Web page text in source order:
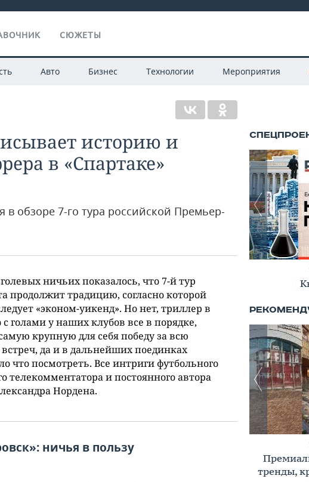
СЮЖЕТЫ
Авто Бизнес Технологии Мероприятия
историю и
в «Спартаке»
в обзоре 7-го тура российской Премьер-
ничьих показалось, что 7-й тур
продолжит традицию, согласно которой
«эконом-уикенд». Но нет, триллер в
голами у наших клубов все в порядке,
крупную для себя победу за всю
да и в дальнейших поединках
что посмотреть. Все интриги футбольного
телекомментатора и постоянного автора
Нордена.
ничья в пользу
тренды,